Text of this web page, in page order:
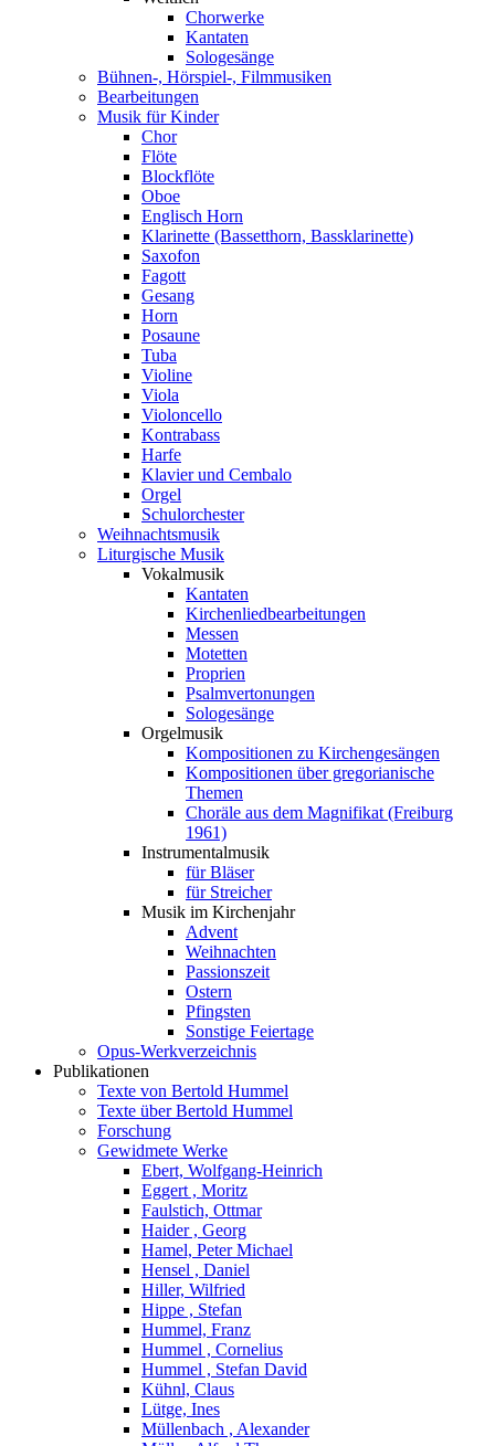
Chorwerke
Kantaten
Sologesänge
Bühnen-, Hörspiel-, Filmmusiken
Bearbeitungen
Musik für Kinder
Chor
Flöte
Blockflöte
Oboe
Englisch Horn
Klarinette (Bassetthorn, Bassklarinette)
Saxofon
Fagott
Gesang
Horn
Posaune
Tuba
Violine
Viola
Violoncello
Kontrabass
Harfe
Klavier und Cembalo
Orgel
Schulorchester
Weihnachtsmusik
Liturgische Musik
Vokalmusik
Kantaten
Kirchenliedbearbeitungen
Messen
Motetten
Proprien
Psalmvertonungen
Sologesänge
Orgelmusik
Kompositionen zu Kirchengesängen
Kompositionen über gregorianische
Themen
Choräle aus dem Magnifikat (Freiburg
1961)
Instrumentalmusik
für Bläser
für Streicher
Musik im Kirchenjahr
Advent
Weihnachten
Passionszeit
Ostern
Pfingsten
Sonstige Feiertage
Opus-Werkverzeichnis
Publikationen
Texte von Bertold Hummel
Texte über Bertold Hummel
Forschung
Gewidmete Werke
Ebert, Wolfgang-Heinrich
Eggert , Moritz
Faulstich, Ottmar
Haider , Georg
Hamel, Peter Michael
Hensel , Daniel
Hiller, Wilfried
Hippe , Stefan
Hummel, Franz
Hummel , Cornelius
Hummel , Stefan David
Kühnl, Claus
Lütge, Ines
Müllenbach , Alexander